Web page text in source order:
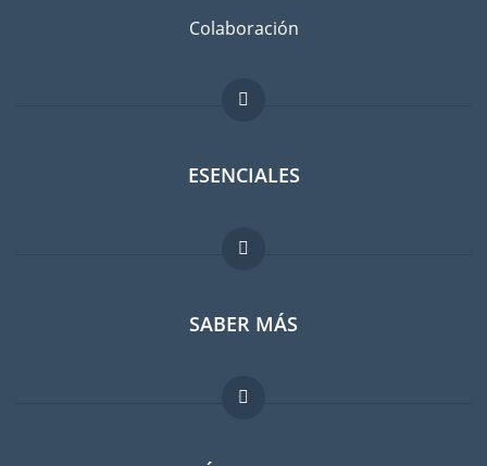
Colaboración
ESENCIALES
Foro para expatriados
Guia para expatriados
Trabajos en el extranjero
SABER MÁS
FAQ